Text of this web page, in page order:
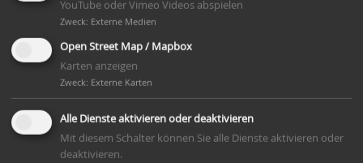
zahlreichen Wind- und Wasser-, Dampf- und
Motormühlen des Landes ihre Flügel und
Wasserräder drehen. Die Mühlenbetreiber setzen
die Mahlgänge in Betrieb und gewähren den
Mühleninteressierten einen tieferen Einblick in das
Kulturgut Mühle und das alte Müllerhandwerk.
Die teilnehmenden Mühlen der Mühlenvereinigung
Niedersachsen - Bremen werdenhierveröffentlicht.
YouTube oder Vimeo Videos abspielen
Zweck: Externe Medien
Open Street Map / Mapbox
Karten anzeigen
Zweck: Externe Karten
Alle Dienste aktivieren oder deaktivieren
Mit diesem Schalter können Sie alle Dienste aktivieren oder
deaktivieren.